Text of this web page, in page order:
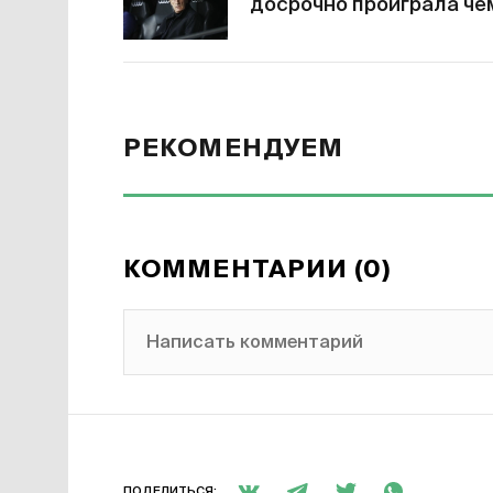
досрочно проиграла
РЕКОМЕНДУЕМ
КОММЕНТАРИИ (0)
Написать комментарий